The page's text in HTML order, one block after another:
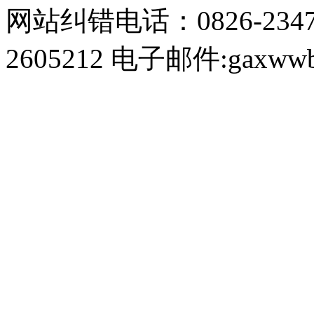
网站纠错电话：0826-
2605212 电子邮件